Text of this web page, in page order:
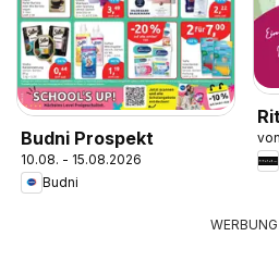
Budni Prospekt
10.08. - 15.08.2026
Budni
WERBUNG